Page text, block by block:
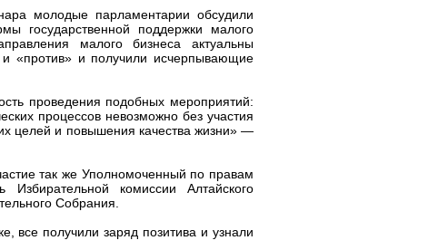
молодые парламентарии обсудили
государственной поддержки малого
малого бизнеса актуальны
и «против» и получили исчерпывающие
проведения подобных мероприятий:
процессов невозможно без участия
целей и повышения качества жизни» —
так же Уполномоченный по правам
комиссии Алтайского
Собрания.
все получили заряд позитива и узнали